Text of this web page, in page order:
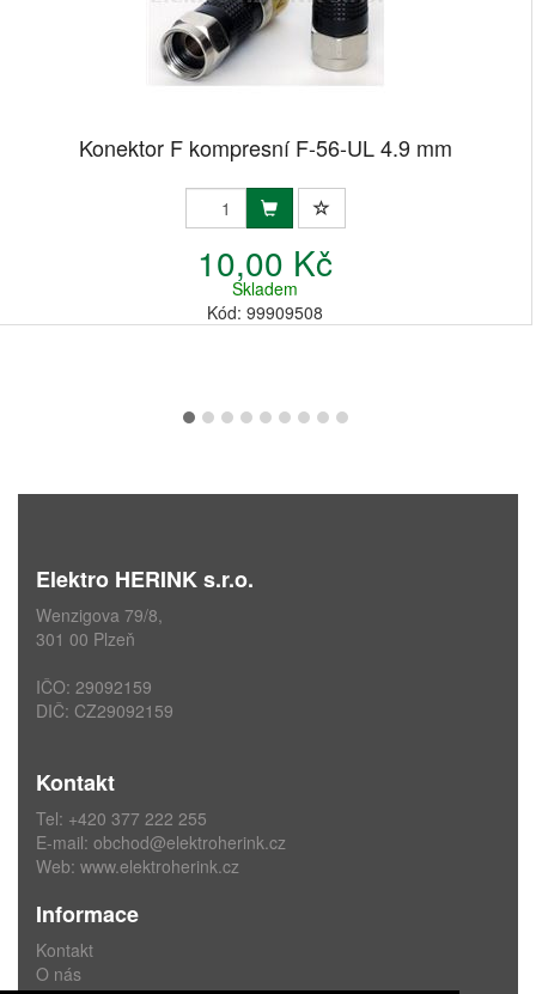
Konektor F kompresní F-56-UL 4.9 mm
10,00 Kč
Skladem
Kód: 99909508
Elektro HERINK s.r.o.
Wenzigova 79/8,
301 00 Plzeň
IČO: 29092159
DIČ: CZ29092159
Kontakt
Tel: +420 377 222 255
E-mail: obchod@elektroherink.cz
Web: www.elektroherink.cz
Informace
Kontakt
O nás